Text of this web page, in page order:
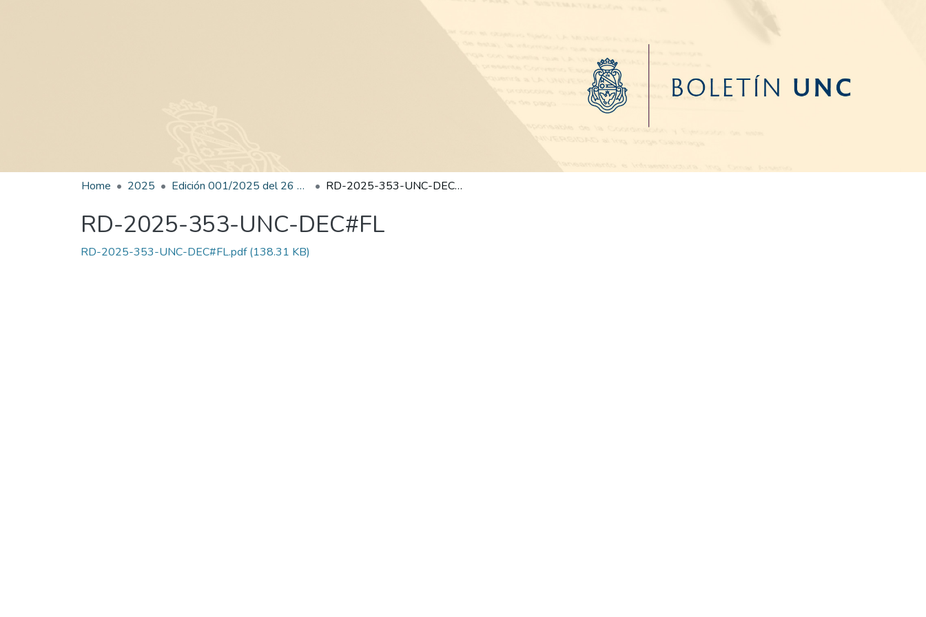
Home 2025 Edición 001/2025 del 26 de mayo de 2025 RD-2025-353-UNC-DEC#FL
RD-2025-353-UNC-DEC#FL
RD-2025-353-UNC-DEC#FL.pdf(138.31 KB)